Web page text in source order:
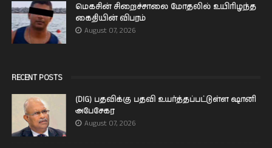
மெகசின் சிறைச்சாலை மோதலில் உயிரிழந்த
கைதியின் விபரம்
August 07, 2026
RECENT POSTS
(DIG) பதவிக்கு பதவி உயர்த்தப்பட்டுள்ள ஷானி
அபேசேகர
August 07, 2026